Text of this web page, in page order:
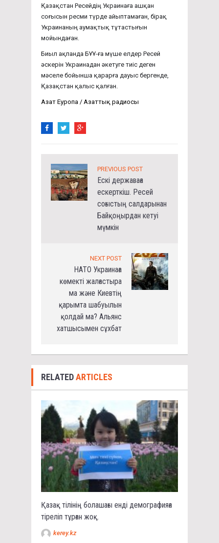
Қазақстан Ресейдің Украинаға ашқан
соғысын ресми түрде айыптамаған, бірақ
Украинаның аумақтық тұтастығын
мойындаған.
Биыл ақпанда БҰҰ-ға мүше елдер Ресей
әскерін Украинадан әкетуге тиіс деген
мәселе бойынша қарарға дауыс бергенде,
Қазақстан қалыс қалған.
Азат Еуропа / Азаттық радиосы
PREVIOUS POST
Ескі державаға
ескерткіш. Ресей
соғыстың салдарынан
Байқоңырдан кетуі
мүмкін
NEXT POST
НАТО Украинаға
көмекті жалғастыра
ма және Киевтің
қарымта шабуылын
қолдай ма? Альянс
хатшысымен сұхбат
RELATEDARTICLES
Қазақ тілінің болашағы енді демографияға
тіреліп тұрған жоқ.
kerey.kz